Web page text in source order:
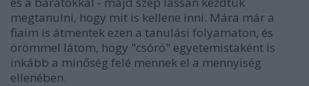
megtanulni, hogy mit is kellene inni. Mára már a
fiaim is átmentek ezen a tanulási folyamaton, és
örömmel látom, hogy "csóró" egyetemistaként is
inkább a minőség felé mennek el a mennyiség
ellenében.